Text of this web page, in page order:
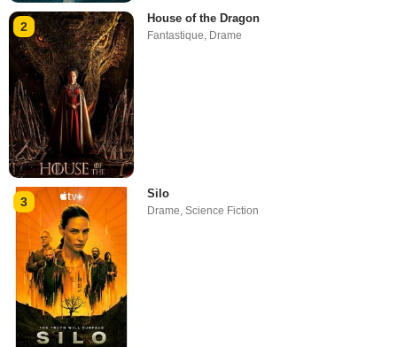
2
House of the Dragon
Fantastique Drame
3
Silo
Drame,Science Fiction